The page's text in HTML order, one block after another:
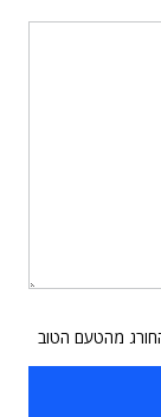
מהטעם הטוב